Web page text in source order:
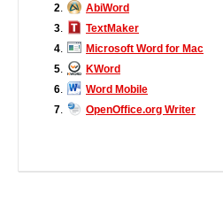
2
AbiWord
3
TextMaker
4
Microsoft Word for Mac
5
KWord
6
Word Mobile
7
OpenOffice.org Writer